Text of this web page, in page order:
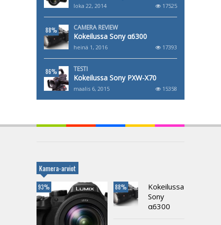
loka 22, 2014 17525
88% CAMERA REVIEW
Kokeilussa Sony α6300
heinä 1, 2016 17393
86% TESTI
Kokeilussa Sony PXW-X70
maalis 6, 2015 15358
Kamera-arviot
93% 88%
Kokeilussa
Sony
α6300